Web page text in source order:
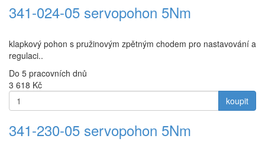
341-024-05 servopohon 5Nm
klapkový pohon s pružinovým zpětným chodem pro nastavování a
regulaci..
Do 5 pracovních dnů
3 618 Kč
koupit
341-230-05 servopohon 5Nm